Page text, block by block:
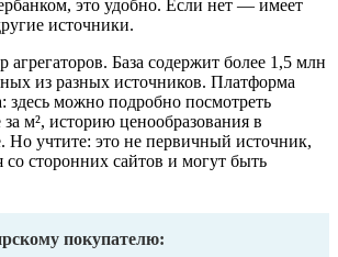
это удобно. Если нет — имеет
источники.
агрегаторов. База содержит более 1,5 млн
из разных источников. Платформа
здесь можно подробно посмотреть
м², историю ценообразования в
Но учтите: это не первичный источник,
сторонних сайтов и могут быть
покупателю: